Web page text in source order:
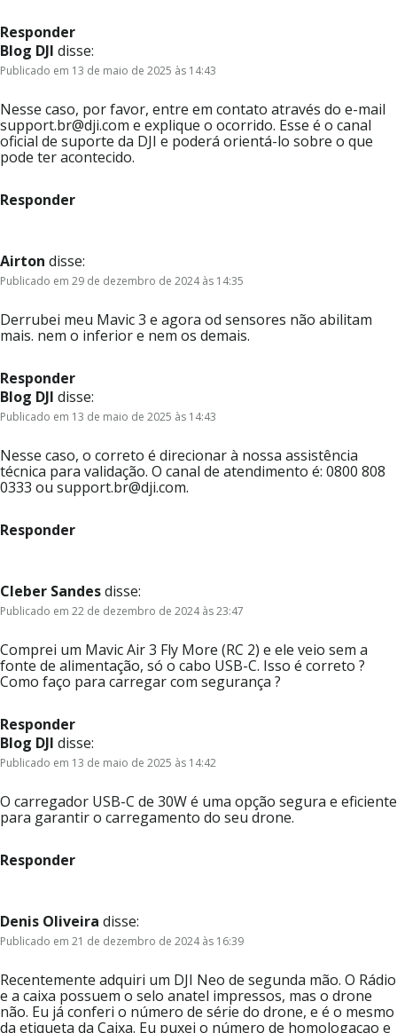
Responder
Blog DJI disse:
Publicado em 13 de maio de 2025 às 14:43
Nesse caso, por favor, entre em contato através do e-mail
support.br@dji.com e explique o ocorrido. Esse é o canal
oficial de suporte da DJI e poderá orientá-lo sobre o que
pode ter acontecido.
Responder
Airton disse:
Publicado em 29 de dezembro de 2024 às 14:35
Derrubei meu Mavic 3 e agora od sensores não abilitam
mais. nem o inferior e nem os demais.
Responder
Blog DJI disse:
Publicado em 13 de maio de 2025 às 14:43
Nesse caso, o correto é direcionar à nossa assistência
técnica para validação. O canal de atendimento é: 0800 808
0333 ou support.br@dji.com.
Responder
Cleber Sandesdisse:
Publicado em 22 de dezembro de 2024 às 23:47
Comprei um Mavic Air 3 Fly More (RC 2) e ele veio sem a
fonte de alimentação, só o cabo USB-C. Isso é correto ?
Como faço para carregar com segurança ?
Responder
Blog DJI disse:
Publicado em 13 de maio de 2025 às 14:42
O carregador USB-C de 30W é uma opção segura e eficiente
para garantir o carregamento do seu drone.
Responder
Denis Oliveira disse:
Publicado em 21 de dezembro de 2024 às 16:39
Recentemente adquiri um DJI Neo de segunda mão. O Rádio
e a caixa possuem o selo anatel impressos, mas o drone
não. Eu já conferi o número de série do drone, e é o mesmo
da etiqueta da Caixa. Eu puxei o número de homologacao e